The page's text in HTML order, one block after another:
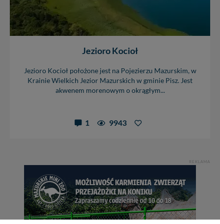
Jezioro Kocioł
Jezioro Kocioł położone jest na Pojezierzu Mazurskim, w
Krainie Wielkich Jezior Mazurskich w gminie Pisz. Jest
akwenem morenowym o okrągłym...
1 9943
REKLAMA